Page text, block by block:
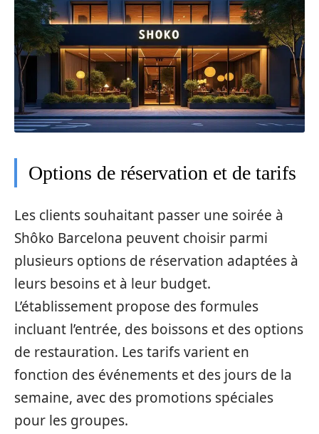
Options de réservation et de tarifs
Les clients souhaitant passer une soirée à
Shôko Barcelona peuvent choisir parmi
plusieurs options de réservation adaptées à
leurs besoins et à leur budget.
L’établissement propose des formules
incluant l’entrée, des boissons et des options
de restauration. Les tarifs varient en
fonction des événements et des jours de la
semaine, avec des promotions spéciales
pour les groupes.